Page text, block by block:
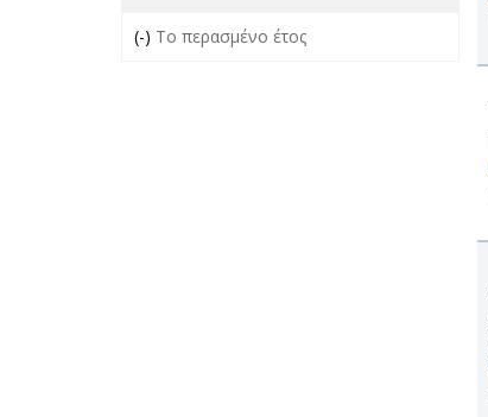
(-) Remove Το περασμένο έτος filter
Το περασμένο έτος